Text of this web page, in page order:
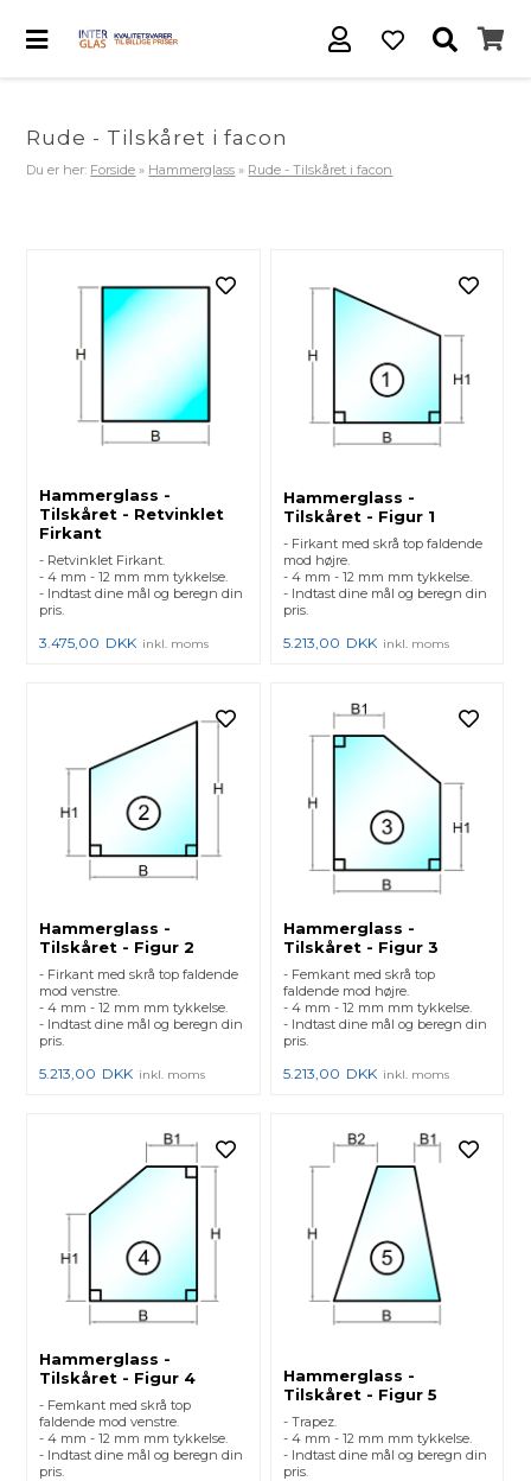
Rude - Tilskåret i facon
Du er her: Forside » Hammerglass » Rude - Tilskåret i facon
Hammerglass -
Tilskåret - Retvinklet
Firkant
- Retvinklet Firkant.
- 4 mm - 12 mm mm tykkelse.
- Indtast dine mål og beregn din
pris.
3.475,00 DKK inkl. moms
Hammerglass -
Tilskåret - Figur 1
- Firkant med skrå top faldende
mod højre.
- 4 mm - 12 mm mm tykkelse.
- Indtast dine mål og beregn din
pris.
5.213,00 DKK inkl. moms
Hammerglass -
Tilskåret - Figur 2
- Firkant med skrå top faldende
mod venstre.
- 4 mm - 12 mm mm tykkelse.
- Indtast dine mål og beregn din
pris.
5.213,00 DKK inkl. moms
Hammerglass -
Tilskåret - Figur 3
- Femkant med skrå top
faldende mod højre.
- 4 mm - 12 mm mm tykkelse.
- Indtast dine mål og beregn din
pris.
5.213,00 DKK inkl. moms
Hammerglass -
Tilskåret - Figur 4
- Femkant med skrå top
faldende mod venstre.
- 4 mm - 12 mm mm tykkelse.
- Indtast dine mål og beregn din
pris.
Hammerglass -
Tilskåret - Figur 5
- Trapez.
- 4 mm - 12 mm mm tykkelse.
- Indtast dine mål og beregn din
pris.